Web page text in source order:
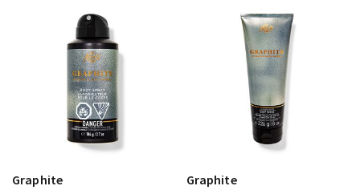
Graphite
Graphite